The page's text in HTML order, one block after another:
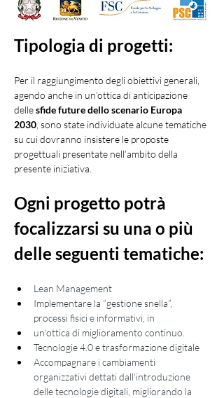
Tipologia di progetti:
Per il raggiungimento degli obiettivi generali,
agendo anche in un’ottica di anticipazione
delle sfide future dello scenario Europa
2030 , sono state individuate alcune tematiche
su cui dovranno insistere le proposte
progettuali presentate nell’ambito della
presente iniziativa.
Ogni progetto potrà
focalizzarsi su una o più
delle seguenti tematiche:
Lean Management
Implementare la “gestione snella”,
processi fisici e informativi, in
un’ottica di miglioramento continuo.
Tecnologie 4.0 e trasformazione digitale
Accompagnare i cambiamenti
organizzativi dettati dall’introduzione
delle tecnologie digitali, migliorando la